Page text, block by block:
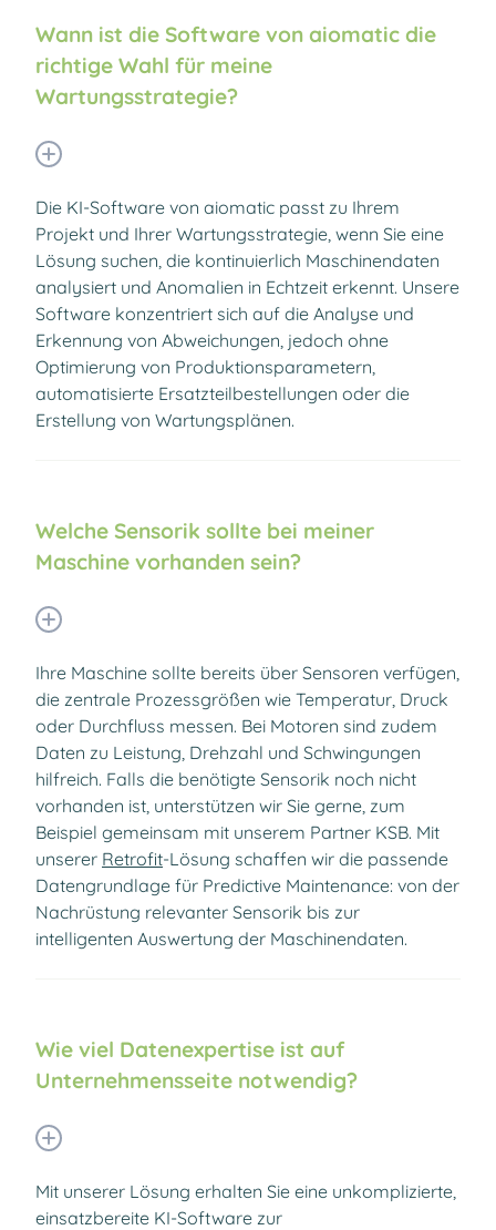
Wann ist die Software von aiomatic die
richtige Wahl für meine
Wartungsstrategie?
Die KI-Software von aiomatic passt zu Ihrem
Projekt und Ihrer Wartungsstrategie, wenn Sie eine
Lösung suchen, die kontinuierlich Maschinendaten
analysiert und Anomalien in Echtzeit erkennt. Unsere
Software konzentriert sich auf die Analyse und
Erkennung von Abweichungen, jedoch ohne
Optimierung von Produktionsparametern,
automatisierte Ersatzteilbestellungen oder die
Erstellung von Wartungsplänen.
Welche Sensorik sollte bei meiner
Maschine vorhanden sein?
Ihre Maschine sollte bereits über Sensoren verfügen,
die zentrale Prozessgrößen wie Temperatur, Druck
oder Durchfluss messen. Bei Motoren sind zudem
Daten zu Leistung, Drehzahl und Schwingungen
hilfreich. Falls die benötigte Sensorik noch nicht
vorhanden ist, unterstützen wir Sie gerne, zum
Beispiel gemeinsam mit unserem Partner KSB. Mit
unserer Retrofit-Lösung schaffen wir die passende
Datengrundlage für Predictive Maintenance: von der
Nachrüstung relevanter Sensorik bis zur
intelligenten Auswertung der Maschinendaten.
Wie viel Datenexpertise ist auf
Unternehmensseite notwendig?
Mit unserer Lösung erhalten Sie eine unkomplizierte,
einsatzbereite KI-Software zur